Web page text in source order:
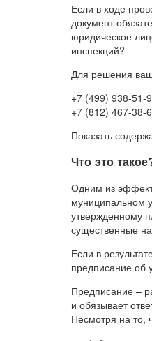
Если в ходе
документ
юридическое
инспекций?
Для решения
+7 (499) 938-51-
+7 (812) 467-38-
Показать
Что это
Одним из
муниципальном
утвержденному
существенные
Если в
предписание об
Предписание –
и обязывает
Несмотря на то,